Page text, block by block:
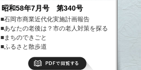
昭和58年7月号 第340号
■石岡市商業近代化実施計画報告
■あなたの老後は？市の老人対策を探る
■まちのできごと
■ふるさと散歩道